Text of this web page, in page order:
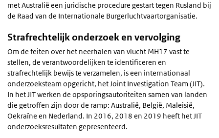
met Australië een juridische procedure gestart tegen Rusland bij
de Raad van de Internationale Burgerluchtvaartorganisatie.
Strafrechtelijk onderzoek en vervolging
Om de feiten over het neerhalen van vlucht MH17 vast te
stellen, de verantwoordelijken te identificeren en
strafrechtelijk bewijs te verzamelen, is een internationaal
onderzoeksteam opgericht, het Joint Investigation Team (JIT).
In het JIT werken de opsporingsautoriteiten samen van landen
die getroffen zijn door de ramp: Australië, België, Maleisië,
Oekraïne en Nederland. In 2016, 2018 en 2019 heeft het JIT
onderzoeksresultaten gepresenteerd.